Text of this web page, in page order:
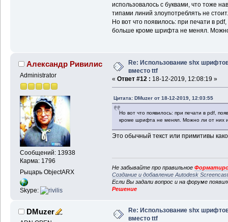
использовалось с буквами, что тоже
типами линий злоупотреблять не стоит.
Но вот что появилось: при печати в
больше кроме шрифта не менял.
Александр Ривилис
Administrator
Сообщений: 13938
Карма: 1796
Рыцарь ObjectARX
Skype:
Re: Использование shx
вместо ttf
« Ответ #12 : 18-12-2019, 12:08:19 »
Цитата: DMuzer от 18-12-2019, 12:03:55
Но вот что появилось: при печати в pdf,
кроме шрифта не менял. Можно ли от них
Это обычный текст или примитивы
Не забывайте про правильное
Создание и добавление Autodesk
Если Вы задали вопрос и на форуме
Решение
DMuzer
Re: Использование shx
вместо ttf